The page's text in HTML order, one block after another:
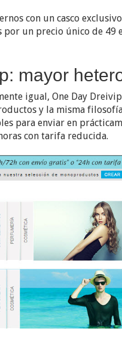
con un casco
un precio único de 49
mayor
igual, One Day
y la misma
para enviar en
con tarifa reducida.